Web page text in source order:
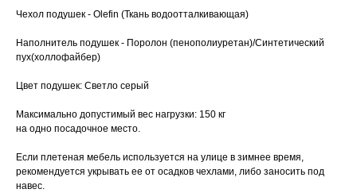
Чехол подушек - Olefin (Ткань водоотталкивающая)
Наполнитель подушек - Поролон (пенополиуретан)/Синтетический
пух(холлофайбер)
Цвет подушек: Светло серый
Максимально допустимый вес нагрузки: 150 кг
на одно посадочное место.
Если плетеная мебель используется на улице в зимнее время,
рекомендуется укрывать ее от осадков чехлами, либо заносить под
навес.